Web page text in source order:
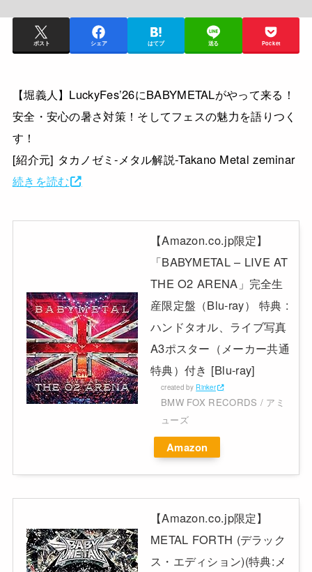
ポスト シェア はてブ 送る Pocket
【堀義人】LuckyFes’26にBABYMETALがやって来る！
安全・安心の暑さ対策！そしてフェスの魅力を語りつく
す！
[紹介元] タカノゼミ-メタル解説-Takano Metal zeminar
続きを読む
【Amazon.co.jp限定】
「BABYMETAL – LIVE AT
THE O2 ARENA」完全生
産限定盤（Blu-ray） 特典 :
ハンドタオル、ライブ写真
A3ポスター（メーカー共通
特典）付き [Blu-ray]
created by Rinker
BMW FOX RECORDS / アミ
ューズ
Amazon
【Amazon.co.jp限定】
METAL FORTH (デラック
ス・エディション)(特典:メ